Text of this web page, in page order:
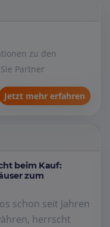
zu den
Partner
Jetzt mehr erfahren
beim Kauf:
zum
schon seit Jahren
herrscht